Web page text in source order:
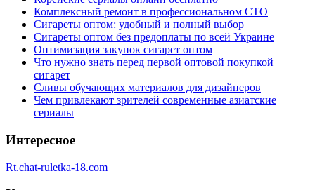
Комплексный ремонт в профессиональном СТО
Сигареты оптом: удобный и полный выбор
Сигареты оптом без предоплаты по всей Украине
Оптимизация закупок сигарет оптом
Что нужно знать перед первой оптовой покупкой
сигарет
Сливы обучающих материалов для дизайнеров
Чем привлекают зрителей современные азиатские
сериалы
Интересное
Rt.chat-ruletka-18.com